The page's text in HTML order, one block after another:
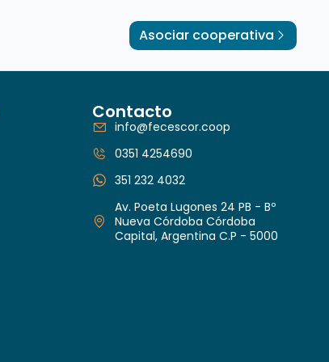
Asociar cooperativa
Contacto
info@fecescor.coop
0351 4254690
351 232 4032
Av. Poeta Lugones 24 PB - Bº
Nueva Córdoba Córdoba
Capital, Argentina C.P - 5000